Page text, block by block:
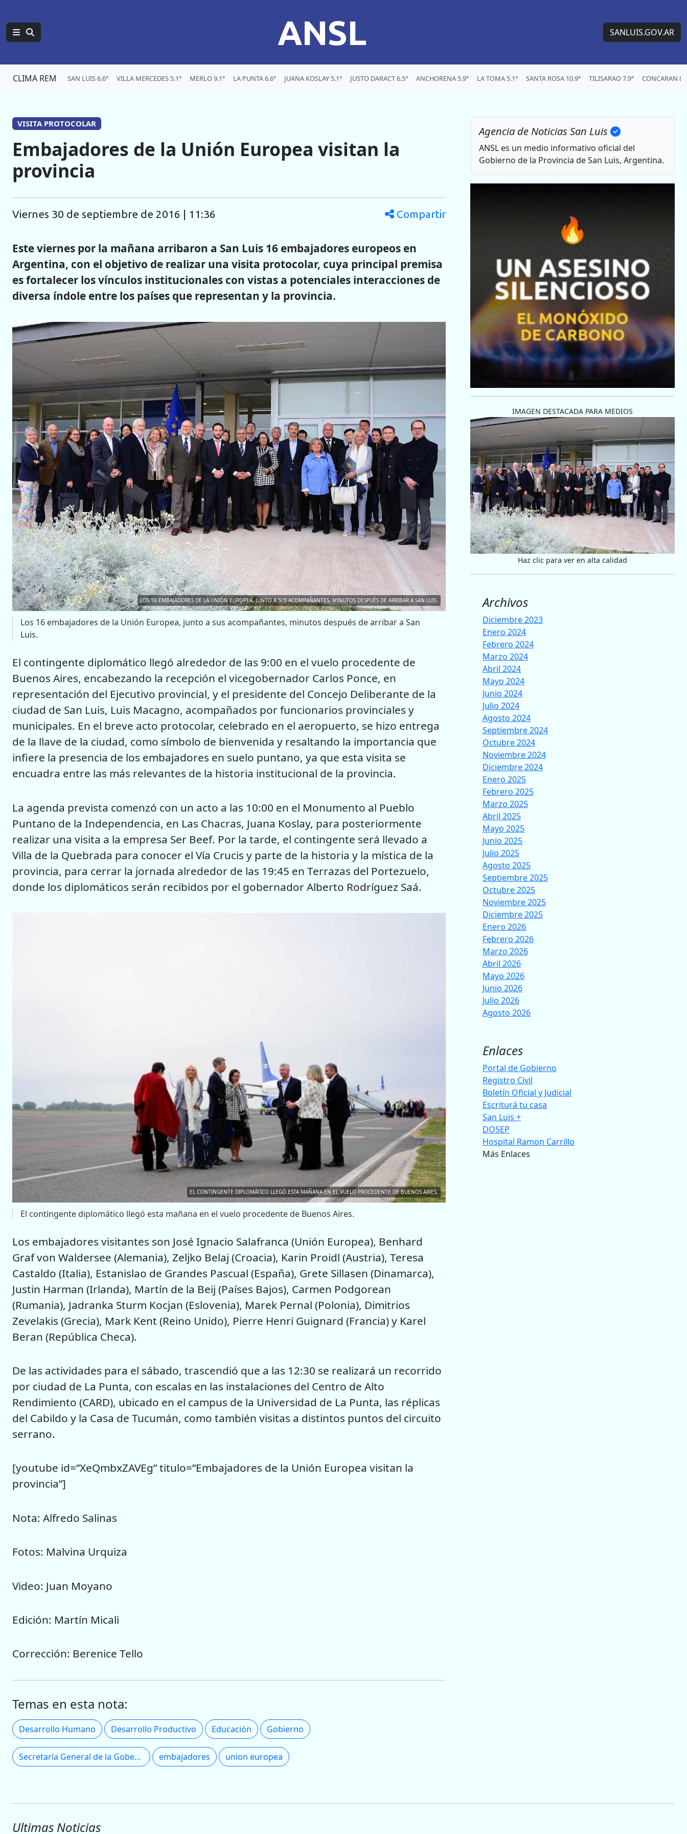
ANSL SANLUIS.GOV.AR
CLIMA REM SAN LUIS 6.6° VILLA MERCEDES 5.1° MERLO 9.1° LA PUNTA 6.6° JUANA KOSLAY 5.1° JUSTO DARACT 6.5° ANCHORENA 5.9° LA TOMA 5.1° SANTA ROSA 10.9° TILISARAO 7.9° CONCARAN
VISITA PROTOCOLAR
Embajadores de la Unión Europea visitan la
provincia
viernes 30 de septiembre de 2016 | 11:36 Compartir
Este viernes por la mañana arribaron a San Luis 16 embajadores europeos en
Argentina, con el objetivo de realizar una visita protocolar, cuya principal premisa
es fortalecer los vínculos institucionales con vistas a potenciales interacciones de
diversa índole entre los países que representan y la provincia.
LOS 16 EMBAJADORES DE LA UNIÓN EUROPEA, JUNTO A SUS ACOMPAÑANTES, MINUTOS DESPUÉS DE ARRIBAR A SAN LUIS.
Los 16 embajadores de la Unión Europea, junto a sus acompañantes, minutos después de arribar a San
Luis.
El contingente diplomático llegó alrededor de las 9:00 en el vuelo procedente de
Buenos Aires, encabezando la recepción el vicegobernador Carlos Ponce, en
representación del Ejecutivo provincial, y el presidente del Concejo Deliberante de la
ciudad de San Luis, Luis Macagno, acompañados por funcionarios provinciales y
municipales. En el breve acto protocolar, celebrado en el aeropuerto, se hizo entrega
de la llave de la ciudad, como símbolo de bienvenida y resaltando la importancia que
infiere la presencia de los embajadores en suelo puntano, ya que esta visita se
encuadra entre las más relevantes de la historia institucional de la provincia.
La agenda prevista comenzó con un acto a las 10:00 en el Monumento al Pueblo
Puntano de la Independencia, en Las Chacras, Juana Koslay, para posteriormente
realizar una visita a la empresa Ser Beef. Por la tarde, el contingente será llevado a
Villa de la Quebrada para conocer el Vía Crucis y parte de la historia y la mística de la
provincia, para cerrar la jornada alrededor de las 19:45 en Terrazas del Portezuelo,
donde los diplomáticos serán recibidos por el gobernador Alberto Rodríguez Saá.
EL CONTINGENTE DIPLOMÁTICO LLEGÓ ESTA MAÑANA EN EL VUELO PROCEDENTE DE BUENOS AIRES.
El contingente diplomático llegó esta mañana en el vuelo procedente de Buenos Aires.
Los embajadores visitantes son José Ignacio Salafranca (Unión Europea), Benhard
Graf von Waldersee (Alemania), Zeljko Belaj (Croacia), Karin Proidl (Austria), Teresa
Castaldo (Italia), Estanislao de Grandes Pascual (España), Grete Sillasen (Dinamarca),
Justin Harman (Irlanda), Martín de la Beij (Países Bajos), Carmen Podgorean
(Rumania), Jadranka Sturm Kocjan (Eslovenia), Marek Pernal (Polonia), Dimitrios
Zevelakis (Grecia), Mark Kent (Reino Unido), Pierre Henri Guignard (Francia) y Karel
Beran (República Checa).
De las actividades para el sábado, trascendió que a las 12:30 se realizará un recorrido
por ciudad de La Punta, con escalas en las instalaciones del Centro de Alto
Rendimiento (CARD), ubicado en el campus de la Universidad de La Punta, las réplicas
del Cabildo y la Casa de Tucumán, como también visitas a distintos puntos del circuito
serrano.
[youtube id=”XeQmbxZAVEg” titulo=”Embajadores de la Unión Europea visitan la
provincia”]
Nota: Alfredo Salinas
Fotos: Malvina Urquiza
Video: Juan Moyano
Edición: Martín Micali
Corrección: Berenice Tello
Temas en esta nota:
Desarrollo Humano Desarrollo Productivo Educación Gobierno
Secretaría General de la Gobernación embajadores union europea
Agencia de Noticias San Luis
ANSL es un medio informativo oficial del
Gobierno de la Provincia de San Luis, Argentina.
IMAGEN DESTACADA PARA MEDIOS
Haz clic para ver en alta calidad
Archivos
Diciembre 2023
Enero 2024
Febrero 2024
Marzo 2024
Abril 2024
Mayo 2024
Junio 2024
Julio 2024
Agosto 2024
Septiembre 2024
Octubre 2024
Noviembre 2024
Diciembre 2024
Enero 2025
Febrero 2025
Marzo 2025
Abril 2025
Mayo 2025
Junio 2025
Julio 2025
Agosto 2025
Septiembre 2025
Octubre 2025
Noviembre 2025
Diciembre 2025
Enero 2026
Febrero 2026
Marzo 2026
Abril 2026
Mayo 2026
Junio 2026
Julio 2026
Agosto 2026
Enlaces
Portal de Gobierno
Registro Civil
Boletín Oficial y Judicial
Escriturá tu casa
San Luis +
DOSEP
Hospital Ramon Carrillo
Más Enlaces
Ultimas Noticias